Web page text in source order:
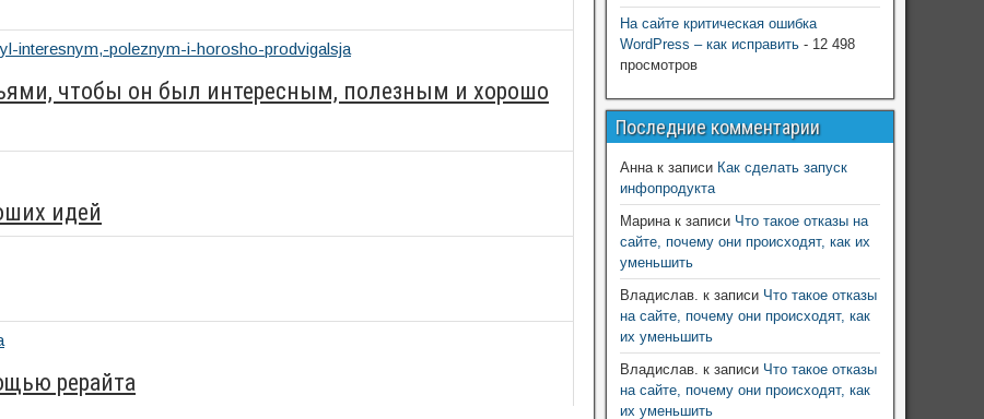
чтобы он был интересным, полезным и хорошо
идей
рерайта
На сайте критическая ошибка
WordPress – как исправить - 12 498
просмотров
Последние комментарии
Аннак записи Как сделать запуск
инфопродукта
Маринак записи Что такое отказы на
сайте, почему они происходят, как их
уменьшить
Владислав. к записи Что такое отказы
на сайте, почему они происходят, как
их уменьшить
Владислав. к записи Что такое отказы
на сайте, почему они происходят, как
их уменьшить